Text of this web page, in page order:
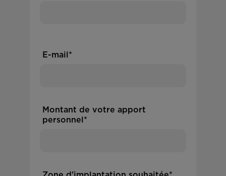
E-mail*
Montant de votre apport
personnel*